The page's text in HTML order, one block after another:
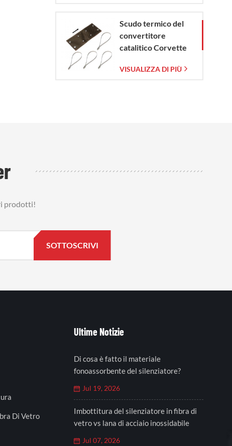
Scudo termico del
convertitore
catalitico Corvette
VISUALIZZA DI PIÙ
prodotti!
Di Vetro
Ultime Notizie
Di cosa è fatto il materiale
fonoassorbente del silenziatore?
Jul 19, 2026
Imbottitura del silenziatore in fibra di
vetro vs lana di acciaio inossidabile
Jul 07, 2026